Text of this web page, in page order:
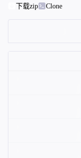
下载zip
Clone